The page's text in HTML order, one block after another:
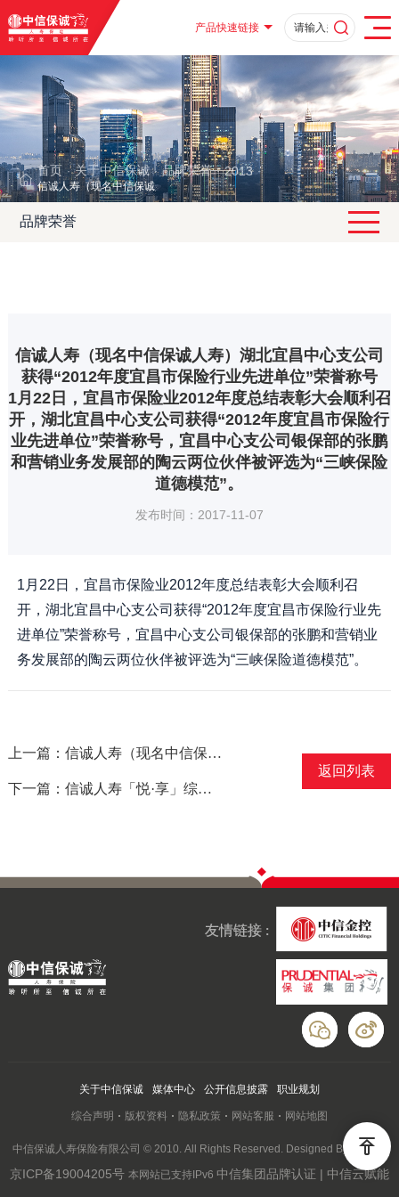
产品快速链接
首页 · 关于中信保诚 · 品牌荣誉 · 2013 ·
信诚人寿（现名中信保诚人寿）湖北宜昌中心支公司获得“2012年度宜昌市
品牌荣誉
信诚人寿（现名中信保诚人寿）湖北宜昌中心支公司
获得“2012年度宜昌市保险行业先进单位”荣誉称号
1月22日，宜昌市保险业2012年度总结表彰大会顺利召
开，湖北宜昌中心支公司获得“2012年度宜昌市保险行
业先进单位”荣誉称号，宜昌中心支公司银保部的张鹏
和营销业务发展部的陶云两位伙伴被评选为“三峡保险
道德模范”。
发布时间：2017-11-07
1月22日，宜昌市保险业2012年度总结表彰大会顺利召
开，湖北宜昌中心支公司获得“2012年度宜昌市保险行业先
进单位”荣誉称号，宜昌中心支公司银保部的张鹏和营销业
务发展部的陶云两位伙伴被评选为“三峡保险道德模范”。
上一篇：信诚人寿（现名中信保诚人寿）北京分公司客户服务部获得“北京保险行业十佳优秀服务窗口”称号
下一篇：信诚人寿「悦·享」综合健康保障计划获得“年度最优产品”奖
返回列表
友情链接 :
关于中信保诚 媒体中心 公开信息披露 职业规划
综合声明 版权资料 隐私政策 网站客服 网站地图
中信保诚人寿保险有限公司 © 2010. All Rights Reserved. Designed By Wanhu
京ICP备19004205号 本网站已支持IPv6 中信集团品牌认证 | 中信云赋能